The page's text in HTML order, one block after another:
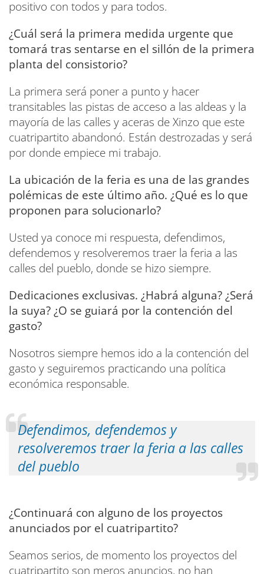
positivo con todos y para todos.
¿Cuál será la primera medida urgente que
tomará tras sentarse en el sillón de la primera
planta del consistorio?
La primera será poner a punto y hacer
transitables las pistas de acceso a las aldeas y la
mayoría de las calles y aceras de Xinzo que este
cuatripartito abandonó. Están destrozadas y será
por donde empiece mi trabajo.
La ubicación de la feria es una de las grandes
polémicas de este último año. ¿Qué es lo que
proponen para solucionarlo?
Usted ya conoce mi respuesta, defendimos,
defendemos y resolveremos traer la feria a las
calles del pueblo, donde se hizo siempre.
Dedicaciones exclusivas. ¿Habrá alguna? ¿Será
la suya? ¿O se guiará por la contención del
gasto?
Nosotros siempre hemos ido a la contención del
gasto y seguiremos practicando una política
económica responsable.
Defendimos, defendemos y
resolveremos traer la feria a las calles
del pueblo
¿Continuará con alguno de los proyectos
anunciados por el cuatripartito?
Seamos serios, de momento los proyectos del
cuatripartito son meros anuncios, no han